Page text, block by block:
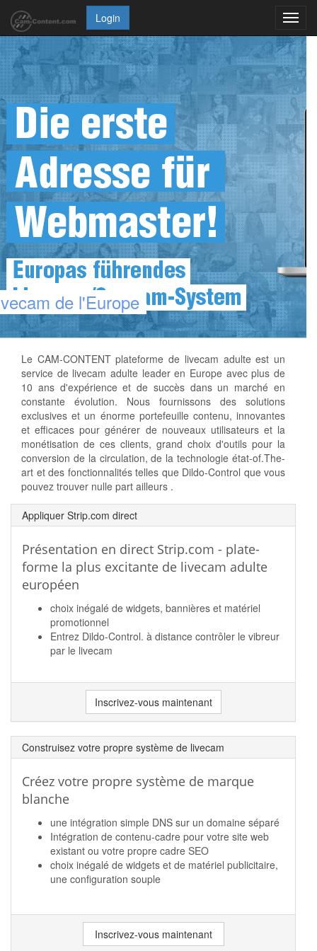
Login
de l'Europe
Le CAM-CONTENT plateforme de livecam adulte est un
service de livecam adulte leader en Europe avec plus de
10 ans d'expérience et de succès dans un marché en
constante évolution. Nous fournissons des solutions
exclusives et un énorme portefeuille contenu, innovantes
et efficaces pour générer de nouveaux utilisateurs et la
monétisation de ces clients, grand choix d'outils pour la
conversion de la circulation, de la technologie état-of.The-
art et des fonctionnalités telles que Dildo-Control que vous
pouvez trouver nulle part ailleurs .
Appliquer Strip.com direct
Présentation en direct Strip.com - plate-
forme la plus excitante de livecam adulte
européen
choix inégalé de widgets, bannières et matériel
promotionnel
Entrez Dildo-Control. à distance contrôler le vibreur
par le livecam
Inscrivez-vous maintenant
Construisez votre propre système de livecam
Créez votre propre système de marque
blanche
une intégration simple DNS sur un domaine séparé
Intégration de contenu-cadre pour votre site web
existant ou votre propre cadre SEO
choix inégalé de widgets et de matériel publicitaire,
une configuration souple
Inscrivez-vous maintenant